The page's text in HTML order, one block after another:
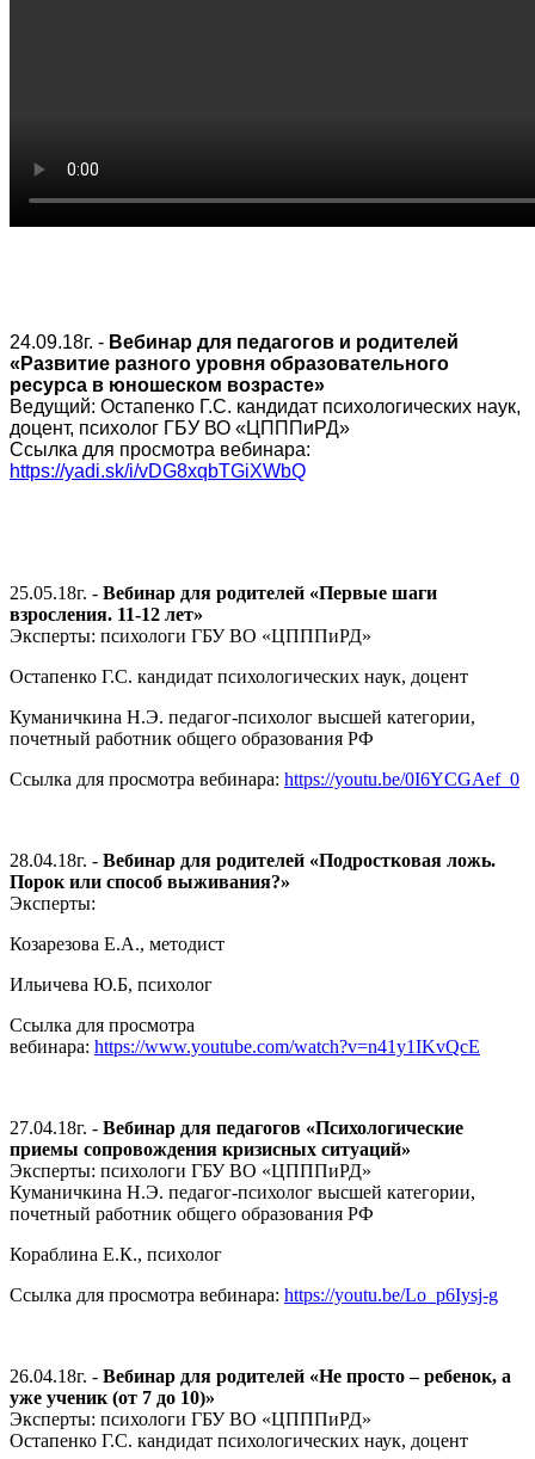
24.09.18г. - Вебинар для педагогов и родителей
«Развитие разного уровня образовательного
ресурса в юношеском возрасте»
Ведущий: Остапенко Г.С. кандидат психологических наук,
доцент, психолог ГБУ ВО «ЦПППиРД»
Ссылка для просмотра вебинара:
https://yadi.sk/i/vDG8xqbTGiXWbQ
25.05.18г. - Вебинар для родителей «Первые шаги
взросления. 11-12 лет»
Эксперты: психологи ГБУ ВО «ЦПППиРД»
Остапенко Г.С. кандидат психологических наук, доцент
Куманичкина Н.Э. педагог-психолог высшей категории,
почетный работник общего образования РФ
Ссылка для просмотра вебинара: https://youtu.be/0I6YCGAef_0
28.04.18г. - Вебинар для родителей «Подростковая ложь.
Порок или способ выживания?»
Эксперты:
Козарезова Е.А., методист
Ильичева Ю.Б, психолог
Ссылка для просмотра
вебинара: https://www.youtube.com/watch?v=n41y1IKvQcE
27.04.18г. - Вебинар для педагогов «Психологические
приемы сопровождения кризисных ситуаций»
Эксперты: психологи ГБУ ВО «ЦПППиРД»
Куманичкина Н.Э. педагог-психолог высшей категории,
почетный работник общего образования РФ
Кораблина Е.К., психолог
Ссылка для просмотра вебинара: https://youtu.be/Lo_p6Iysj-g
26.04.18г. - Вебинар для родителей «Не просто – ребенок, а
уже ученик (от 7 до 10)»
Эксперты: психологи ГБУ ВО «ЦПППиРД»
Остапенко Г.С. кандидат психологических наук, доцент